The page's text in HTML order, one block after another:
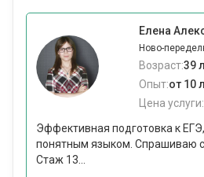
Елена
Ново-
Возраст:39
Опыт:от 10
Цена услуги:
Эффективная подготовка к
понятным языком. Спрашиваю
Стаж 13...